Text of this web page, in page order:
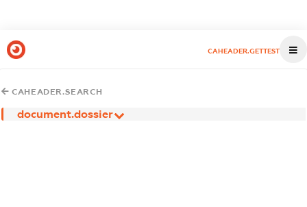
CAHEADER.GETTEST
CAHEADER.SEARCH
document.dossier